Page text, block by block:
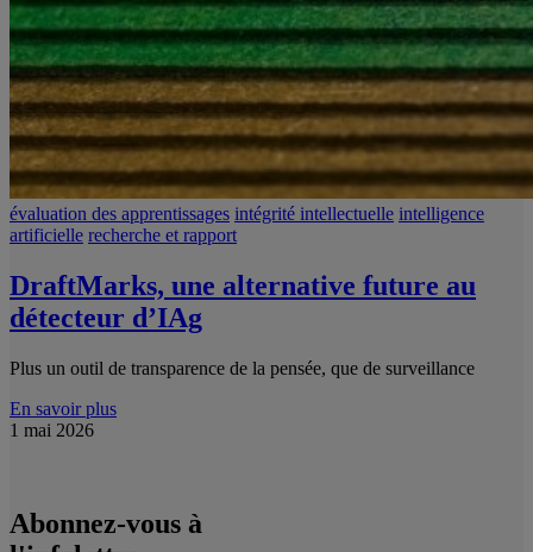
évaluation des apprentissages intégrité intellectuelle intelligence
artificielle recherche et rapport
DraftMarks, une alternative future au
détecteur d’IAg
Plus un outil de transparence de la pensée, que de surveillance
En savoir plus
1 mai 2026
Abonnez-vous à